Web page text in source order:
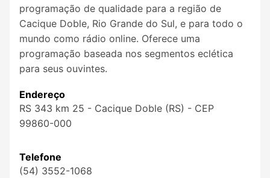
programação de qualidade para a região de
Cacique Doble, Rio Grande do Sul, e para todo o
mundo como rádio online. Oferece uma
programação baseada nos segmentos eclética
para seus ouvintes.
Endereço
RS 343 km 25 - Cacique Doble (RS) - CEP
99860-000
Telefone
(54) 3552-1068